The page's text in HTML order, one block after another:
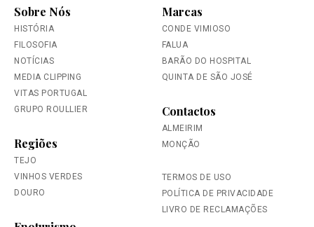
Sobre Nós
HISTÓRIA
FILOSOFIA
NOTÍCIAS
MEDIA CLIPPING
VITAS PORTUGAL
GRUPO ROULLIER
Regiões
TEJO
VINHOS VERDES
DOURO
Marcas
CONDE VIMIOSO
FALUA
BARÃO DO HOSPITAL
QUINTA DE SÃO JOSÉ
Contactos
ALMEIRIM
MONÇÃO
TERMOS DE USO
POLÍTICA DE PRIVACIDADE
LIVRO DE RECLAMAÇÕES